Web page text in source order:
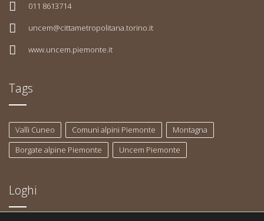
011 8613714
uncem@cittametropolitana.torino.it
www.uncem.piemonte.it
Tags
Valli Cuneo Comuni alpini Piemonte
Montagna
Borgate alpine Piemonte
Uncem Piemonte
Loghi